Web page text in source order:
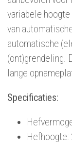
variabele
van
automatische
(ont)grendeling.
lange
Specificaties:
Hefhoogte: